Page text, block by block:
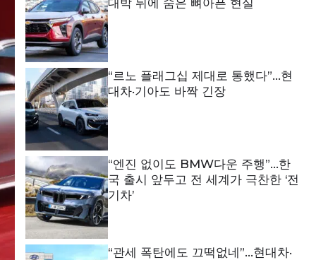
대박 뒤에 숨은 뼈아픈 현실
“르노 플래그십 제대로 통했다”…현
대차·기아도 바짝 긴장
“엔진 없이도 BMW다운 주행”…한
국 출시 앞두고 전 세계가 극찬한 ‘전
기차’
“관세 폭탄에도 끄떡없네”…현대차·